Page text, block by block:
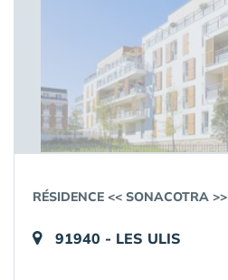
RÉSIDENCE << SONACOTRA >>
91940 - LES ULIS